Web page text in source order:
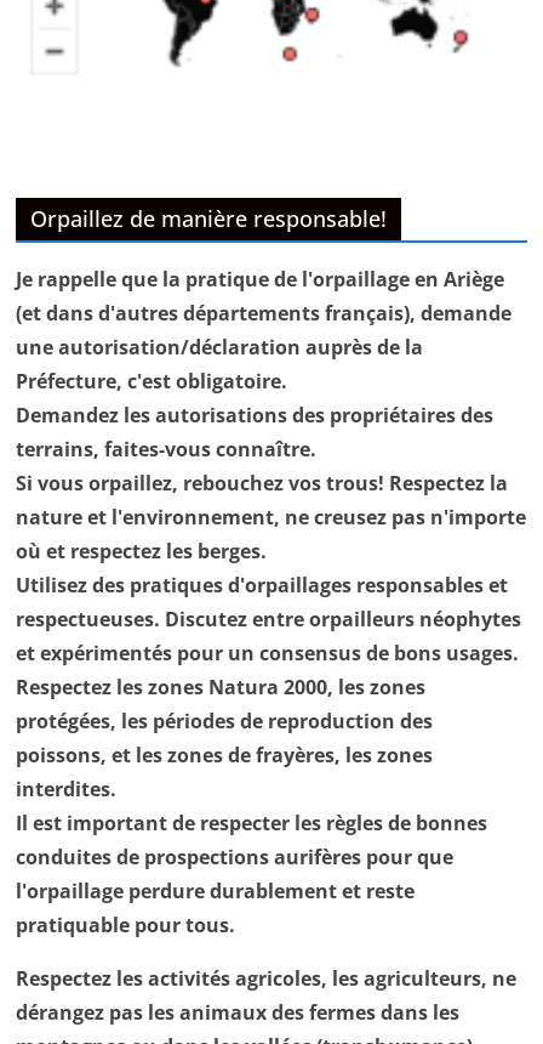
Orpaillez de manière responsable!
Je rappelle que la pratique de l'orpaillage en Ariège
(et dans d'autres départements français), demande
une autorisation/déclaration auprès de la
Préfecture, c'est obligatoire.
Demandez les autorisations des propriétaires des
terrains, faites-vous connaître.
Si vous orpaillez, rebouchez vos trous! Respectez la
nature et l'environnement, ne creusez pas n'importe
où et respectez les berges.
Utilisez des pratiques d'orpaillages responsables et
respectueuses. Discutez entre orpailleurs néophytes
et expérimentés pour un consensus de bons usages.
Respectez les zones Natura 2000, les zones
protégées, les périodes de reproduction des
poissons, et les zones de frayères, les zones
interdites.
Il est important de respecter les règles de bonnes
conduites de prospections aurifères pour que
l'orpaillage perdure durablement et reste
pratiquable pour tous.
Respectez les activités agricoles, les agriculteurs, ne
dérangez pas les animaux des fermes dans les